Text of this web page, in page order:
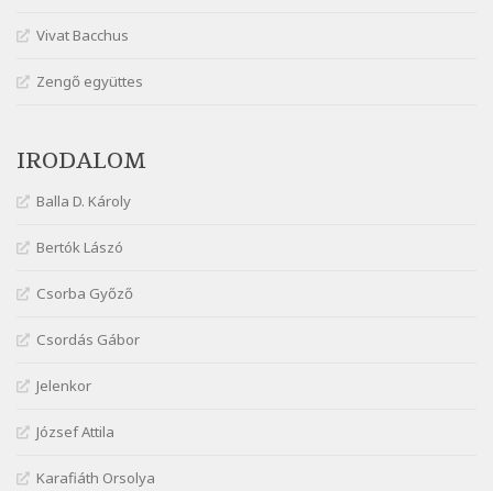
Szélkiáltó
Márai Sándor: Hol vagyok?
Szélkiáltó
Márai Sándor: Ujjgyakorlat 8
Márai Sándor: Zsoltár
Mária Sándor: Hallgatás
Szélkiáltó
Szélkiáltó
Nagy Bandó András: Bagon át
Szélkiáltó
Nagy Bandó András: Botos tánc
Vivat Bacchus
Zengő együttes
IRODALOM
Balla D. Károly
Bertók Lászó
Csorba Győző
Csordás Gábor
Jelenkor
József Attila
Karafiáth Orsolya